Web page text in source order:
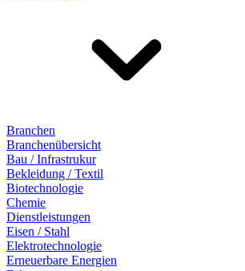
Branchen
Branchenübersicht
Bau / Infrastrukur
Bekleidung / Textil
Biotechnologie
Chemie
Dienstleistungen
Eisen / Stahl
Elektrotechnologie
Erneuerbare Energien